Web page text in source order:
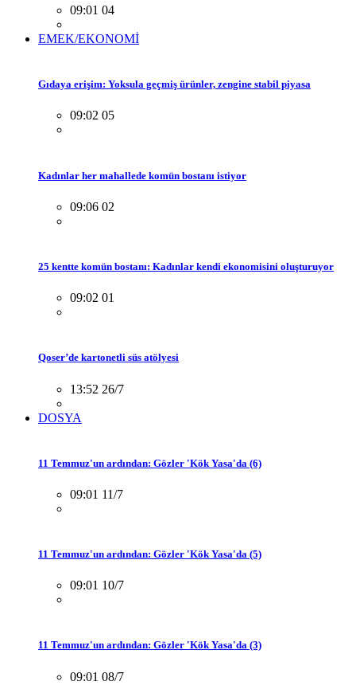
09:01 04
EMEK/EKONOMİ
Gıdaya erişim: Yoksula geçmiş ürünler, zengine stabil piyasa
09:02 05
Kadınlar her mahallede komün bostanı istiyor
09:06 02
25 kentte komün bostanı: Kadınlar kendi ekonomisini oluşturuyor
09:02 01
Qoser’de kartonetli süs atölyesi
13:52 26/7
DOSYA
11 Temmuz'un ardından: Gözler 'Kök Yasa'da (6)
09:01 11/7
11 Temmuz'un ardından: Gözler 'Kök Yasa'da (5)
09:01 10/7
11 Temmuz'un ardından: Gözler 'Kök Yasa'da (3)
09:01 08/7